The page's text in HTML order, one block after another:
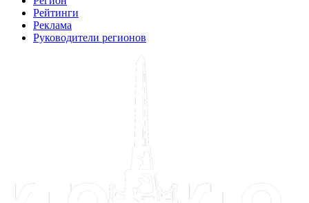
Рейтинги
Реклама
Руководители регионов